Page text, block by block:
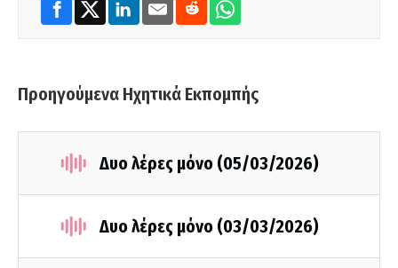
Προηγούμενα Ηχητικά Εκπομπής
Δυο λέρες μόνο (05/03/2026)
Δυο λέρες μόνο (03/03/2026)